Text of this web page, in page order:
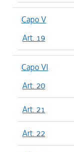
Capo V
Art. 19
Capo VI
Art. 20
Art. 21
Art. 22